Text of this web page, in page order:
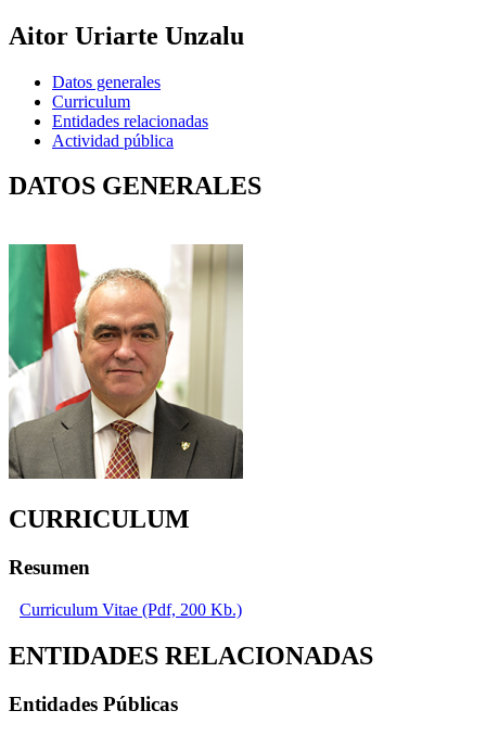
Aitor Uriarte Unzalu
Datos generales
Curriculum
Entidades relacionadas
Actividad pública
DATOS GENERALES
CURRICULUM
Resumen
Curriculum Vitae (Pdf, 200 Kb.)
ENTIDADES RELACIONADAS
Entidades Públicas